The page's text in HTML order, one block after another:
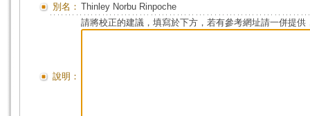
別名： Thinley Norbu Rinpoche
說明：
請將校正的建議，填寫於下方，若有參考網址請一併提供